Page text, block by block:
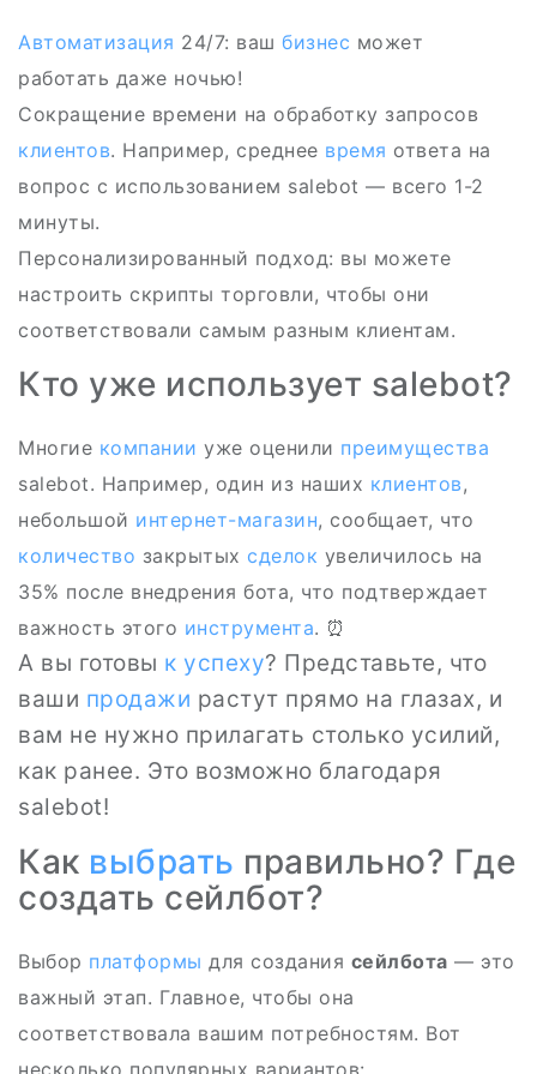
Автоматизация 24/7: ваш бизнес может
работать даже ночью!
Сокращение времени на обработку запросов
клиентов. Например, среднее время ответа на
вопрос с использованием salebot — всего 1-2
минуты.
Персонализированный подход: вы можете
настроить скрипты торговли, чтобы они
соответствовали самым разным клиентам.
Кто уже использует salebot?
Многие компании уже оценили преимущества
salebot. Например, один из наших клиентов,
небольшой интернет-магазин, сообщает, что
количество закрытых сделок увеличилось на
35% после внедрения бота, что подтверждает
важность этого инструмента. ⏰
А вы готовы к успеху? Представьте, что
ваши продажи растут прямо на глазах, и
вам не нужно прилагать столько усилий,
как ранее. Это возможно благодаря
salebot!
Как выбрать правильно? Где
создать сейлбот?
Выбор платформы для создания сейлбота — это
важный этап. Главное, чтобы она
соответствовала вашим потребностям. Вот
несколько популярных вариантов: